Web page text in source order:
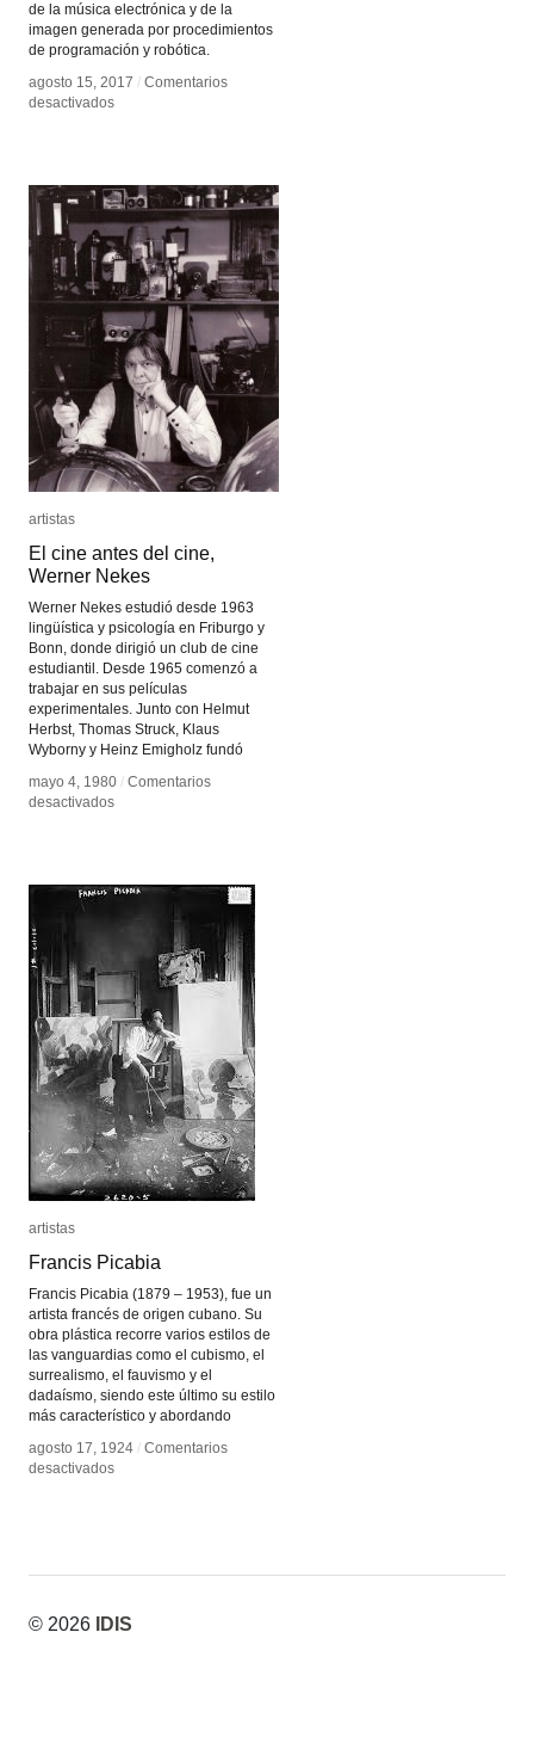
de la música electrónica y de la
imagen generada por procedimientos
de programación y robótica.
agosto 15, 2017 / Comentarios
desactivadosen
agosto 15, 2017 / Comentarios
desactivadosen
artistas
El cine antes del cine,
Werner Nekes
Werner Nekes estudió desde 1963
lingüística y psicología en Friburgo y
Bonn, donde dirigió un club de cine
estudiantil. Desde 1965 comenzó a
trabajar en sus películas
experimentales. Junto con Helmut
Herbst, Thomas Struck, Klaus
Wyborny y Heinz Emigholz fundó
mayo 4, 1980 / Comentarios
desactivadosen
del
artistas
El cine antes del cine,
Werner Nekes
mayo 4, 1980 / Comentarios
desactivadosen
del
artistas
Francis Picabia
Francis Picabia (1879 – 1953), fue un
artista francés de origen cubano. Su
obra plástica recorre varios estilos de
las vanguardias como el cubismo, el
surrealismo, el fauvismo y el
dadaísmo, siendo este último su estilo
más característico y abordando
agosto 17, 1924 / Comentarios
desactivadosen
artistas
Francis Picabia
agosto 17, 1924 / Comentarios
desactivadosen
© 2026 IDIS